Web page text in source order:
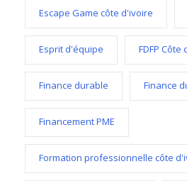
Escape Game côte d'ivoire
Esprit d'équipe FDFP Côte
Finance durable Finance
Financement PME
Formation professionnelle côte